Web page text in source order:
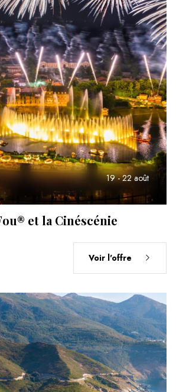
19 - 22 août
et la Cinéscénie
Voir l'offre